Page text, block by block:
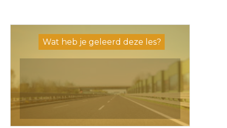
Wat heb je geleerd deze les?